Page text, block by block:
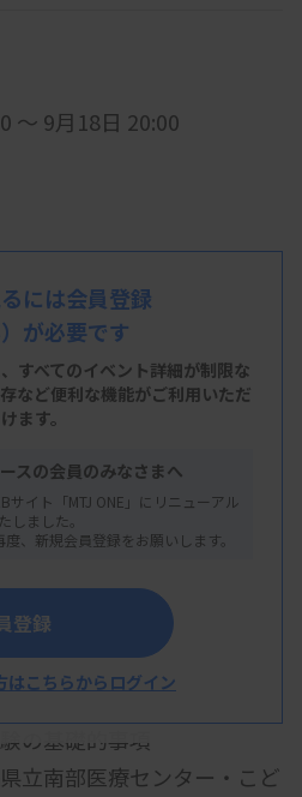
～ 9月18日 20:00
の基礎的事項
南部医療センター・こど
には会員登録
）が必要です
すべてのイベント詳細が制限な
など便利な機能がご利用いただ
けます。
スの会員のみなさまへ
サイト「MTJ ONE」にリニューアル
しました。
、新規会員登録をお願いします。
登録
はこちらからログイン